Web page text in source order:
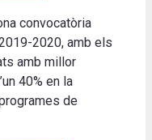
convocatòria
2020, amb els
amb millor
40% en la
de